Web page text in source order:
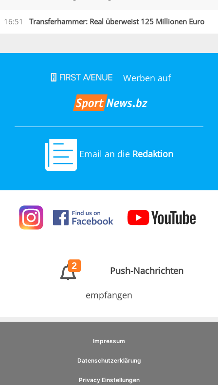
16:51 Transferhammer: Real überweist 125 Millionen Euro
Werben auf
Email an die Redaktion
2 Push-Nachrichten
empfangen
Impressum
Datenschutzerklärung
Privacy Einstellungen